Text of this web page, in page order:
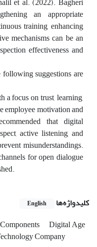
an appropriate
training, enhancing
mechanisms can be an
effectiveness and
suggestions are
focus on trust, learning,
employee motivation and
that digital
active listening, and
misunderstandings.
for open dialogue
کلیدواژه‌ها English
Digital Age
Company